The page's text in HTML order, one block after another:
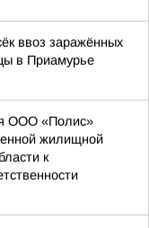
ввоз заражённых
в Приамурье
ООО «Полис»
жилищной
к